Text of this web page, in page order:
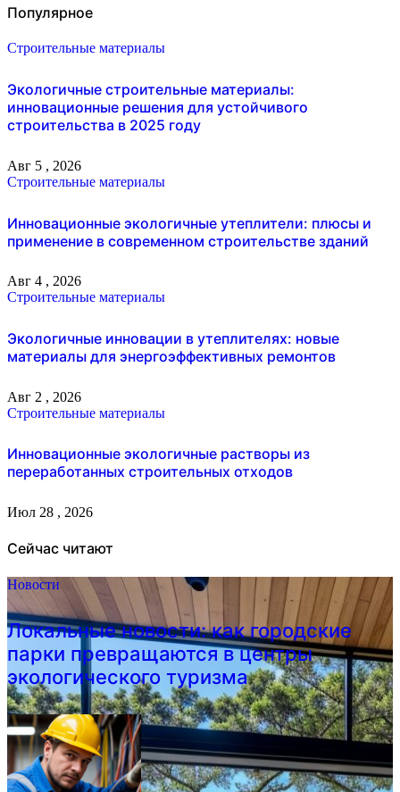
Популярное
Строительные материалы
Экологичные строительные материалы:
инновационные решения для устойчивого
строительства в 2025 году
Авг 5 , 2026
Строительные материалы
Инновационные экологичные утеплители: плюсы и
применение в современном строительстве зданий
Авг 4 , 2026
Строительные материалы
Экологичные инновации в утеплителях: новые
материалы для энергоэффективных ремонтов
Авг 2 , 2026
Строительные материалы
Инновационные экологичные растворы из
переработанных строительных отходов
Июл 28 , 2026
Сейчас читают
Новости
Локальные новости: как городские
парки превращаются в центры
экологического туризма